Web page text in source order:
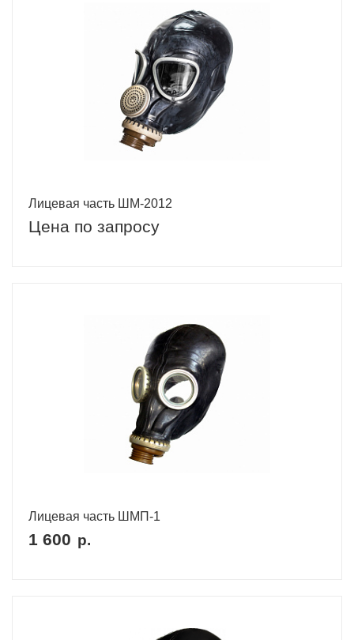
Лицевая часть ШМ-2012
Цена по запросу
Лицевая часть ШМП-1
1 600 р.